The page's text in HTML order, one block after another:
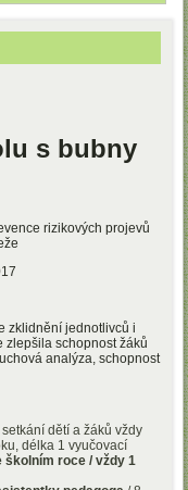
s bubny
rizikových projevů
zklidnění jednotlivců i
zlepšila schopnost žáků
analýza, schopnost
setkání dětí a žáků vždy
délka 1 vyučovací
školním roce / vždy 1